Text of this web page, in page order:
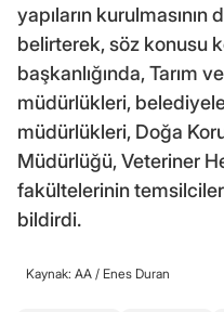
yapıların
belirterek, söz konusu
başkanlığında, Tarım
müdürlükleri,
müdürlükleri, Doğa
Müdürlüğü, Veteriner
fakültelerinin
bildirdi.
Kaynak: AA / Enes Duran